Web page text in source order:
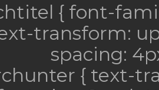
{ font-
transform:
spacing:
{ text-